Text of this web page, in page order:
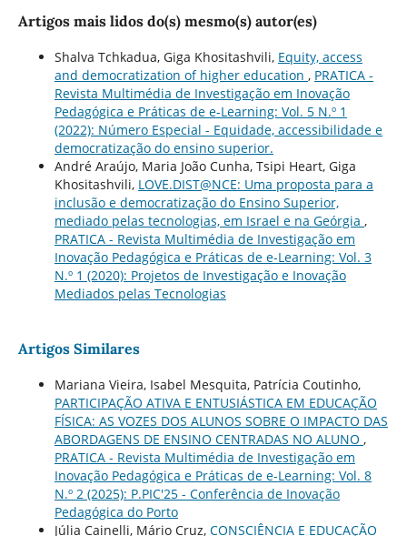
Artigos mais lidos do(s) mesmo(s) autor(es)
Shalva Tchkadua, Giga Khositashvili, Equity, access
and democratization of higher education , PRATICA -
Revista Multimédia de Investigação em Inovação
Pedagógica e Práticas de e-Learning: Vol. 5 N.º 1
(2022): Número Especial - Equidade, accessibilidade e
democratização do ensino superior.
André Araújo, Maria João Cunha, Tsipi Heart, Giga
Khositashvili, LOVE.DIST@NCE: Uma proposta para a
inclusão e democratização do Ensino Superior,
mediado pelas tecnologias, em Israel e na Geórgia ,
PRATICA - Revista Multimédia de Investigação em
Inovação Pedagógica e Práticas de e-Learning: Vol. 3
N.º 1 (2020): Projetos de Investigação e Inovação
Mediados pelas Tecnologias
Artigos Similares
Mariana Vieira, Isabel Mesquita, Patrícia Coutinho,
PARTICIPAÇÃO ATIVA E ENTUSIÁSTICA EM EDUCAÇÃO
FÍSICA: AS VOZES DOS ALUNOS SOBRE O IMPACTO DAS
ABORDAGENS DE ENSINO CENTRADAS NO ALUNO ,
PRATICA - Revista Multimédia de Investigação em
Inovação Pedagógica e Práticas de e-Learning: Vol. 8
N.º 2 (2025): P.PIC'25 - Conferência de Inovação
Pedagógica do Porto
Júlia Cainelli, Mário Cruz, CONSCIÊNCIA E EDUCAÇÃO